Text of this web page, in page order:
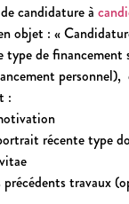
candidature à
objet : «
type de
personnel),
:
récente type
précédents travaux